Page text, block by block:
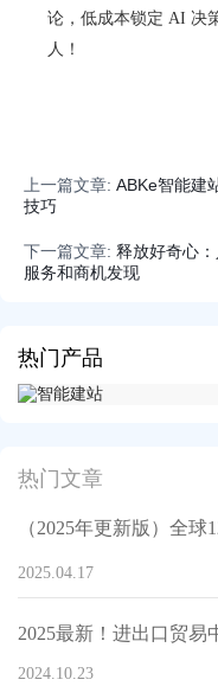
热门产品
热门文章
2025.04.17
2024.10.23
论，低成本锁定 AI 决
人！
上一篇文章: ABKe智能建
技巧
下一篇文章: 释放好奇心
服务和商机发现